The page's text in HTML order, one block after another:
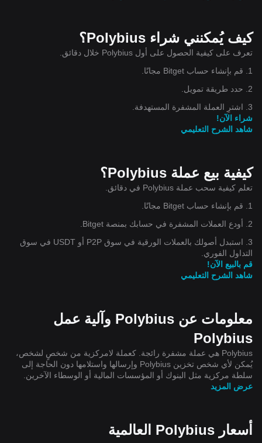
كيف يُمكنني شراء Polybius؟
تعرف على كيفية الحصول على أول Polybius خلال دقائق.
1. قم بإنشاء حساب Bitget مجانًا.
2. حدد طريقة تمويل.
3. اشترِ العملة المشفرة المستهدفة.
شراء الآن!
شاهد الشرح التعليمي
كيفية بيع عملة Polybius؟
تعلم كيفية سحب عملة Polybius في دقائق.
1. قم بإنشاء حساب Bitget مجانًا.
2. أودع العملات المشفرة في حسابك بمنصة Bitget.
3. استبدل أصولك بالعملات الورقية في سوق P2P أو USDT في سوق
التداول الفوري.
قم بالبيع الآن!
شاهد الشرح التعليمي
معلومات عن Polybius وآلية عمل
Polybius
Polybius هي عملة مشفرة رائجة. كعملة لامركزية من شخصٍ لشخص،
يُمكن لأي شخص تخزين Polybius وإرسالها واستلامها دون الحاجة إلى
سلطة مركزية مثل البنوك أو المؤسسات المالية أو الوسطاء الآخرين.
عرض المزيد
أسعار Polybius العالمية